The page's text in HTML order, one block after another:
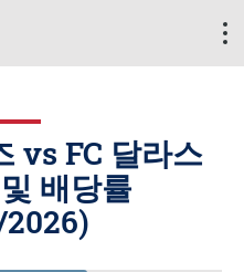
vs FC 달라스
배당률
)